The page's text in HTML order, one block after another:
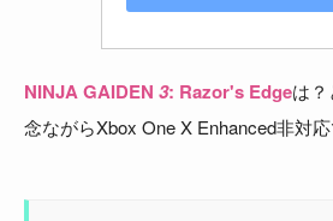
NINJA GAIDEN 3: Razor's Edgeは
念ながらXbox One X Enhanced非対